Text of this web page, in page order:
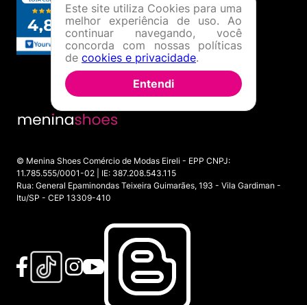
© Menina Shoes Comércio de Modas Eireli - EPP CNPJ:
11.785.555/0001-02 | IE: 387.208.543.115
Rua: General Epaminondas Teixeira Guimarães, 193 - Vila Gardiman -
Itu/SP - CEP 13309-410
Este site utiliza Cookies para uma
melhor experiência de uso. Ao
continuar navegando, você
concorda com nossas políticas
de cookies e privacidade.
Entendi